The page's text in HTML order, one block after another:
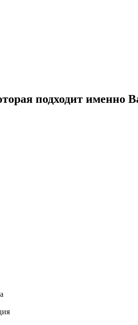
подходит именно